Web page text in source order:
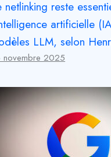
netlinking reste
artificielle
LLM, selon
novembre 2025